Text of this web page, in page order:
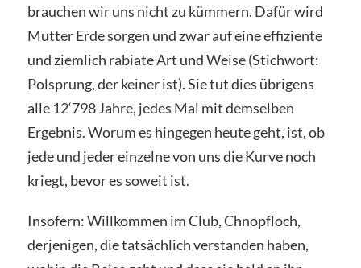
brauchen wir uns nicht zu kümmern. Dafür wird
Mutter Erde sorgen und zwar auf eine effiziente
und ziemlich rabiate Art und Weise (Stichwort:
Polsprung, der keiner ist). Sie tut dies übrigens
alle 12‘798 Jahre, jedes Mal mit demselben
Ergebnis. Worum es hingegen heute geht, ist, ob
jede und jeder einzelne von uns die Kurve noch
kriegt, bevor es soweit ist.
Insofern: Willkommen im Club, Chnopfloch,
derjenigen, die tatsächlich verstanden haben,